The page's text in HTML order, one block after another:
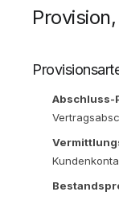
Abschluss-